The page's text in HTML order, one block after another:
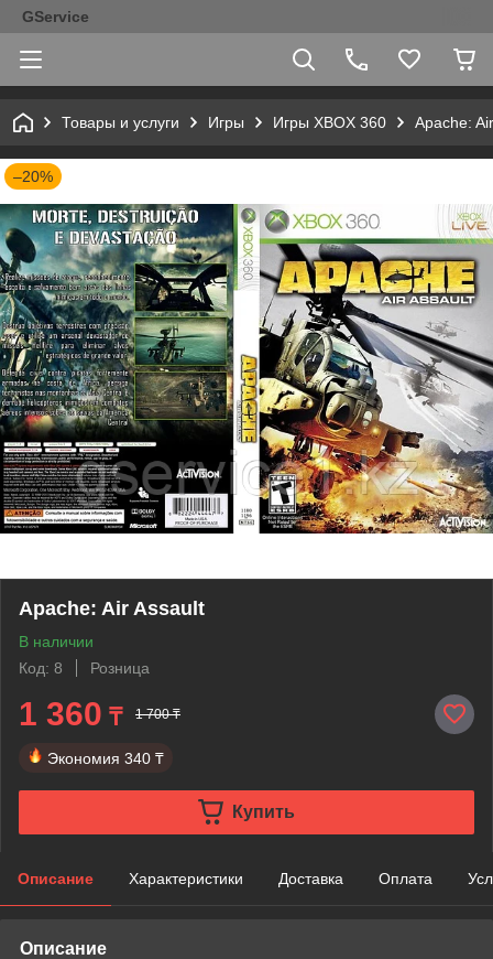
GService
Товары и услуги Игры Игры XBOX 360 Apache:
–20%
Apache: Air Assault
В наличии
Код: 8
Розница
1 360 ₸ 1 700 ₸
Экономия 340 ₸
Купить
Описание Характеристики Доставка Оплата
Описание